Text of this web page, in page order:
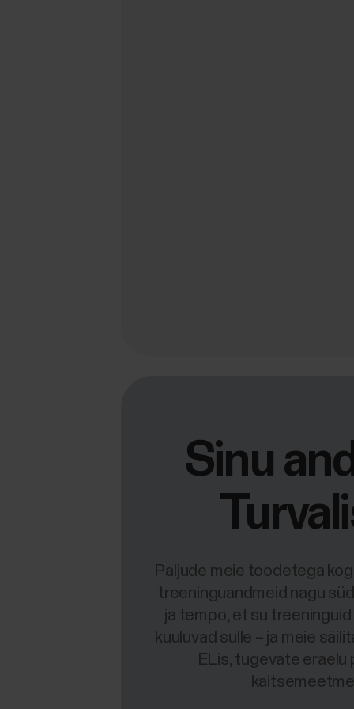
Sinu
Paljude meie toodetega
treeninguandmeid nagu
ja tempo, et su
kuuluvad sulle – ja meie
ELis, tugevate eraelu